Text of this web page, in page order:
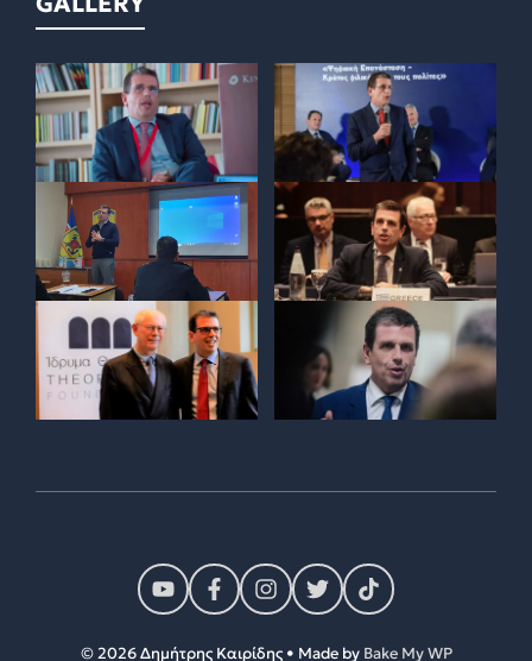
© 2026 Δημήτρης Καιρίδης • Made by Bake My WP